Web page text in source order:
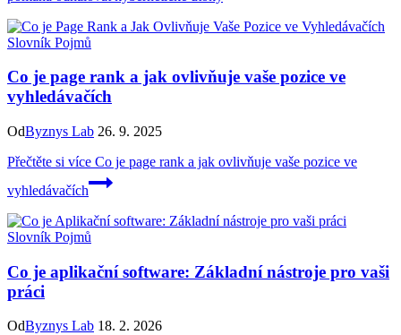
Slovník Pojmů
Co je page rank a jak ovlivňuje vaše pozice ve
vyhledávačích
OdByznys Lab 26. 9. 2025
Přečtěte si více Co je page rank a jak ovlivňuje vaše pozice ve
vyhledávačích
Slovník Pojmů
Co je aplikační software: Základní nástroje pro vaši
práci
OdByznys Lab 18. 2. 2026